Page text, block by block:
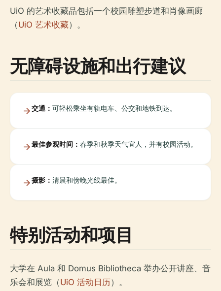
UiO 的艺术收藏品包括一个校园雕塑步道和肖像画廊
（UiO 艺术收藏）。
无障碍设施和出行建议
交通： 可轻松乘坐有轨电车、公交和地铁到达。
最佳参观时间： 春季和秋季天气宜人，并有校园活动。
摄影： 清晨和傍晚光线最佳。
特别活动和项目
大学在 Aula 和 Domus Bibliotheca 举办公开讲座、音
乐会和展览（UiO 活动日历）。